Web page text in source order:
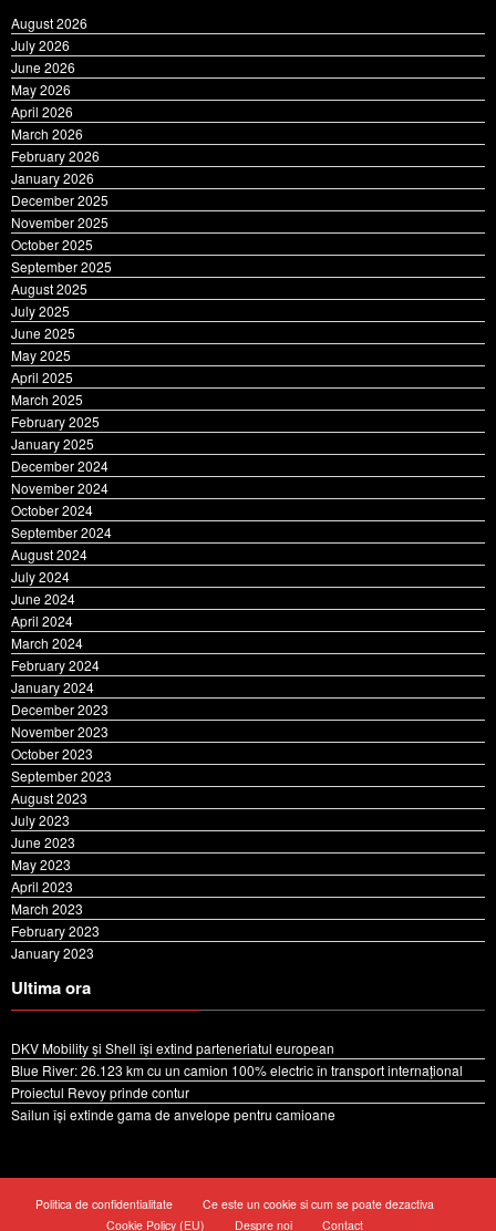
August 2026
July 2026
June 2026
May 2026
April 2026
March 2026
February 2026
January 2026
December 2025
November 2025
October 2025
September 2025
August 2025
July 2025
June 2025
May 2025
April 2025
March 2025
February 2025
January 2025
December 2024
November 2024
October 2024
September 2024
August 2024
July 2024
June 2024
April 2024
March 2024
February 2024
January 2024
December 2023
November 2023
October 2023
September 2023
August 2023
July 2023
June 2023
May 2023
April 2023
March 2023
February 2023
Ultima ora
DKV Mobility și Shell își extind parteneriatul european
Blue River: 26.123 km cu un camion 100% electric în transport internațional
Proiectul Revoy prinde contur